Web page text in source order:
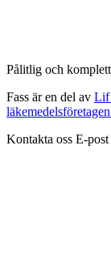
Pålitlig och
Fass är en del av Lif
Kontakta oss E-post